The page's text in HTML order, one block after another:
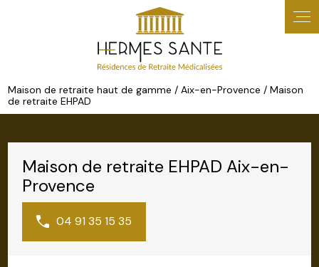
Maison de retraite haut de gamme / Aix-en-Provence / Maison
de retraite EHPAD
Maison de retraite EHPAD Aix-en-
Provence
04 91 35 15 35
Panneau de gestion des cookies